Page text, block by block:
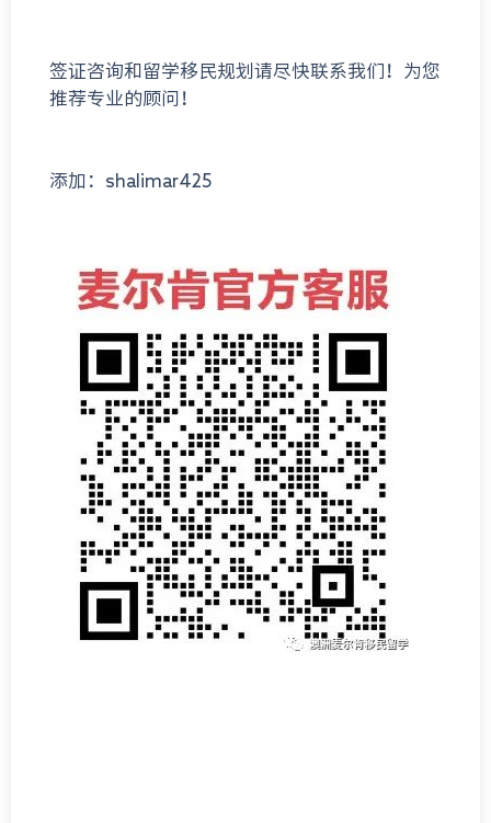
签证咨询和留学移民规划请尽快联系我们！为您
推荐专业的顾问！
添加：shalimar425